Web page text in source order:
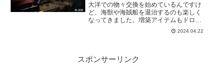
大洋での物々交換を始めているんですけ
ど、海獣や海賊船を退治するのも楽しく
なってきました。増築アイテムもドロッ
プするし、某映画を思い浮かべながら交
戦していると楽しくなってくる！重帆船
2024.04.22
スポンサーリンク